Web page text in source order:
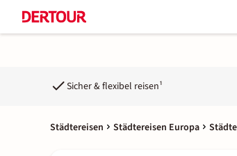
Sicher & flexibel reisen¹
Städtereisen Städtereisen Europa